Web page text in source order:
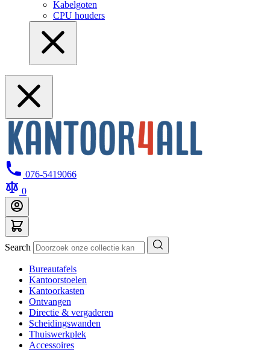
Kabelgoten
CPU houders
076-5419066
0
Search
Bureautafels
Kantoorstoelen
Kantoorkasten
Ontvangen
Directie & vergaderen
Scheidingswanden
Thuiswerkplek
Accessoires